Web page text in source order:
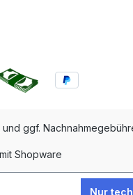
und ggf.
Shopware
Nur